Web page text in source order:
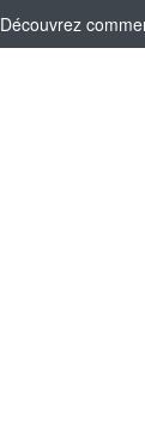
Découvrez